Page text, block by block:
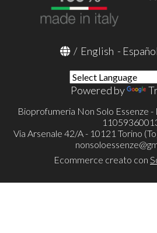
/ English - Español
Powered by
Bioprofumeria Non Solo Essenze -
Via Arsenale 42/A - 10121 Torino
Ecommerce creato con